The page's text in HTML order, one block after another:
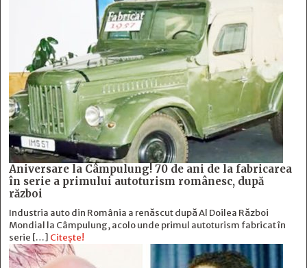
Aniversare la Câmpulung! 70 de ani de la fabricarea
în serie a primului autoturism românesc, după
război
Industria auto din România a renăscut după Al Doilea Război
Mondial la Câmpulung, acolo unde primul autoturism fabricat în
serie […] Citește!